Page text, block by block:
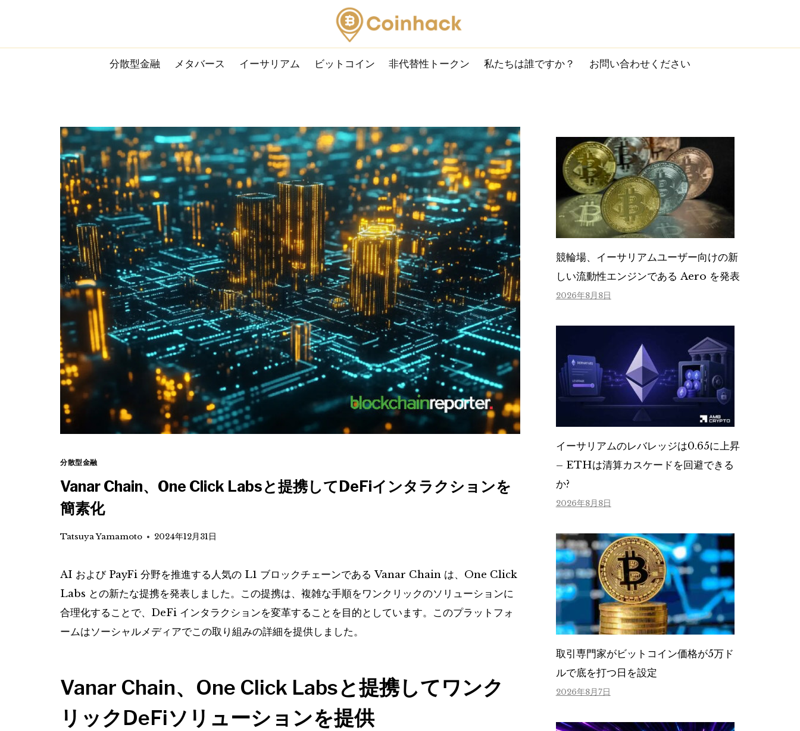
content
分散型金融 メタバース イーサリアム ビットコイン 非代替性トークン 私たちは誰ですか？ お問い合わせください
分散型金融
Vanar Chain、One Click Labsと提携してDeFiインタラクションを
簡素化
Tatsuya Yamamoto 2024年12月31日
AI および PayFi 分野を推進する人気の L1 ブロックチェーンである Vanar Chain は、One Click
Labs との新たな提携を発表しました。この提携は、複雑な手順をワンクリックのソリューションに
合理化することで、DeFi インタラクションを変革することを目的としています。このプラットフォ
ームはソーシャルメディアでこの取り組みの詳細を提供しました。
Vanar Chain、One Click Labsと提携してワンク
リックDeFiソリューションを提供
競輪場、イーサリアムユーザー向けの新
しい流動性エンジンである Aero を発表
2026年8月8日
イーサリアムのレバレッジは0.65に上昇
– ETHは清算カスケードを回避できる
か?
2026年8月8日
取引専門家がビットコイン価格が5万ド
ルで底を打つ日を設定
2026年8月7日